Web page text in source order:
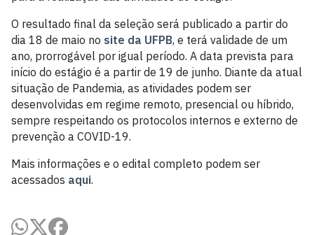
O resultado final da seleção será publicado a partir do
dia 18 de maio no site da UFPB, e terá validade de um
ano, prorrogável por igual período. A data prevista para
início do estágio é a partir de 19 de junho. Diante da atual
situação de Pandemia, as atividades podem ser
desenvolvidas em regime remoto, presencial ou híbrido,
sempre respeitando os protocolos internos e externo de
prevenção a COVID-19.
Mais informações e o edital completo podem ser
acessados aqui.